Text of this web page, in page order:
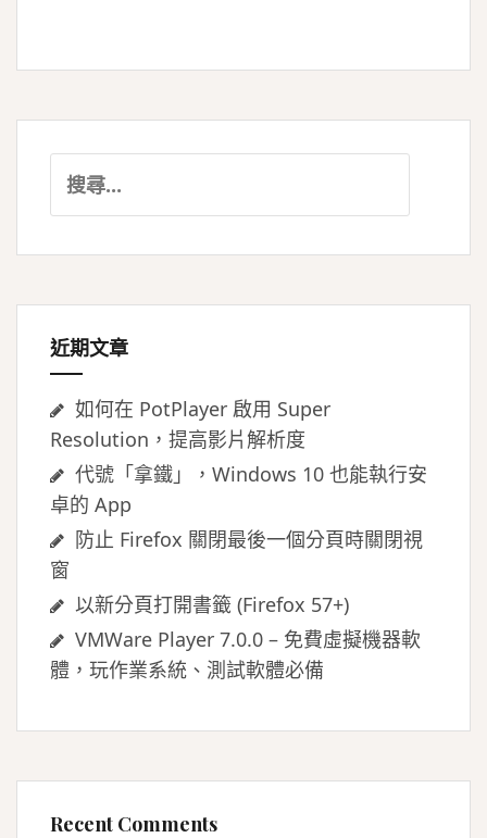
尋
鍵
近期文章
如何在 PotPlayer 啟用 Super
Resolution，提高影片解析度
代號「拿鐵」，Windows 10 也能執行安
卓的 App
防止 Firefox 關閉最後一個分頁時關閉視
窗
以新分頁打開書籤 (Firefox 57+)
VMWare Player 7.0.0 – 免費虛擬機器軟
體，玩作業系統、測試軟體必備
Recent Comments